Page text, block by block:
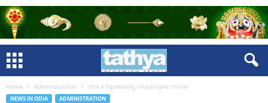
Home Administration ଆଉ ୫ ଅଧିକାରୀଙ୍କୁ ବାଧ୍ୟତାମୂଳକ ଅବସର
NEWS IN ODIA ADMINISTRATION